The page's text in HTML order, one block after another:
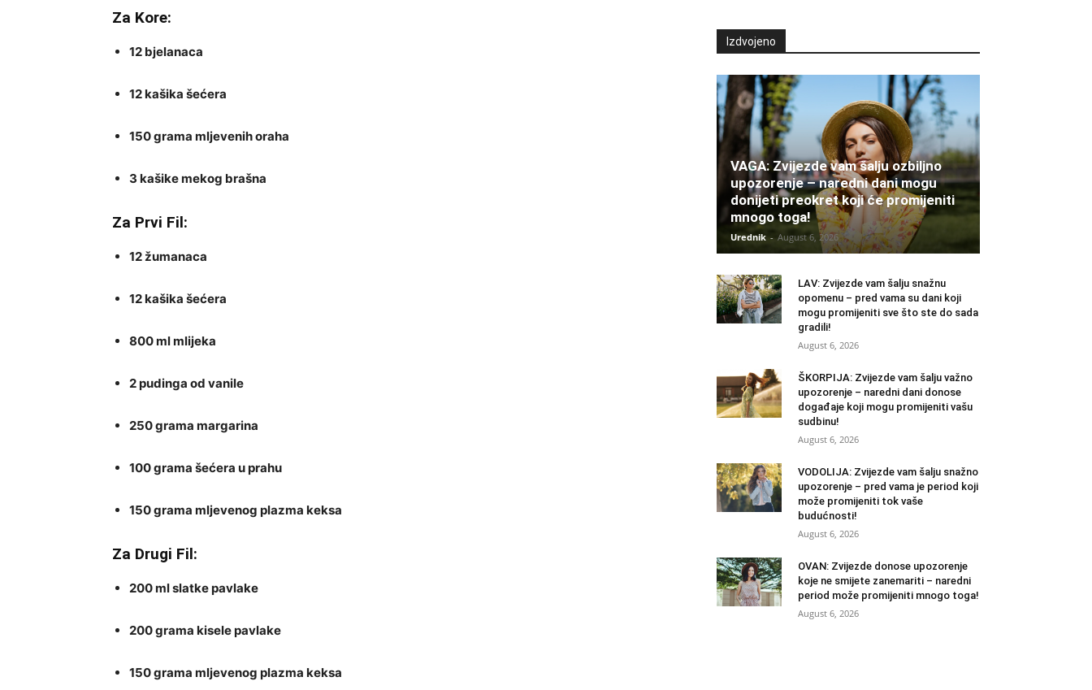
Za Kore:
12 bjelanaca
12 kašika šećera
150 grama mljevenih oraha
3 kašike mekog brašna
Za Prvi Fil:
12 žumanaca
12 kašika šećera
800 ml mlijeka
2 pudinga od vanile
250 grama margarina
100 grama šećera u prahu
150 grama mljevenog plazma keksa
Za Drugi Fil:
200 ml slatke pavlake
200 grama kisele pavlake
150 grama mljevenog plazma keksa
Izdvojeno
VAGA: Zvijezde vam šalju ozbiljno
upozorenje – naredni dani mogu
donijeti preokret koji će promijeniti
mnogo toga!
Urednik - August 6, 2026
LAV: Zvijezde vam šalju snažnu
opomenu – pred vama su dani koji
mogu promijeniti sve što ste do sada
gradili!
August 6, 2026
ŠKORPIJA: Zvijezde vam šalju važno
upozorenje – naredni dani donose
događaje koji mogu promijeniti vašu
sudbinu!
August 6, 2026
VODOLIJA: Zvijezde vam šalju snažno
upozorenje – pred vama je period koji
može promijeniti tok vaše
budućnosti!
August 6, 2026
OVAN: Zvijezde donose upozorenje
koje ne smijete zanemariti – naredni
period može promijeniti mnogo toga!
August 6, 2026